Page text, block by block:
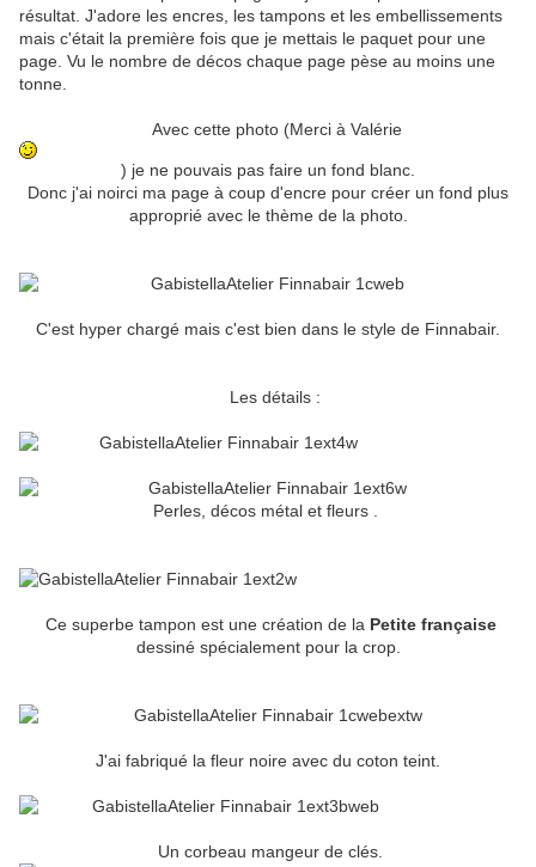
résultat. J'adore les encres, les tampons et les embellissements
mais c'était la première fois que je mettais le paquet pour une
page. Vu le nombre de décos chaque page pèse au moins une
tonne.
Avec cette photo (Merci à Valérie
) je ne pouvais pas faire un fond blanc.
Donc j'ai noirci ma page à coup d'encre pour créer un fond plus
approprié avec le thème de la photo.
C'est hyper chargé mais c'est bien dans le style de Finnabair.
Les détails :
Perles, décos métal et fleurs .
Ce superbe tampon est une création de la Petite française
dessiné spécialement pour la crop.
J'ai fabriqué la fleur noire avec du coton teint.
Un corbeau mangeur de clés.